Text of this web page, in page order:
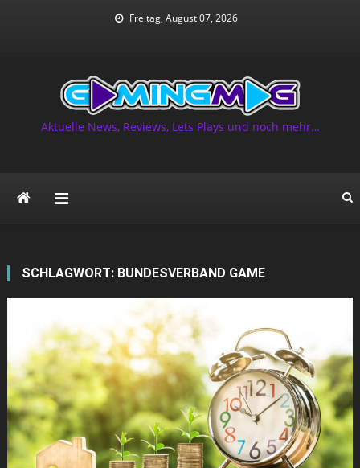
Freitag, August 07, 2026
Aktuelle News, Reviews, Lets Plays und noch mehr…
SCHLAGWORT: BUNDESVERBAND GAME